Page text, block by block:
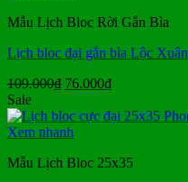
Mẫu Lịch Bloc Rời Gắn Bìa
Lịch bloc đại gắn bìa Lộc Xuân
109.000₫ Giá
là:
109.000₫.
76.000₫Giá
tại
Sale
Xem nhanh
Mẫu Lịch Bloc 25x35